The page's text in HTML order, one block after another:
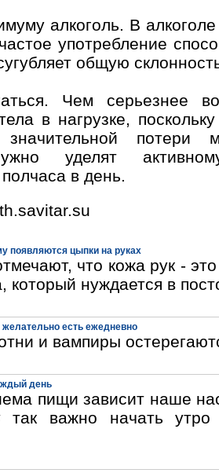
алкоголь. В
употребление
общую
Чем серьезнее
в нагрузке,
потери
уделят
в день.
появляются цыпки на руках
что кожа рук -
который нуждается в
желательно есть ежедневно
и вампиры
день
пищи зависит наше
так важно начать утро